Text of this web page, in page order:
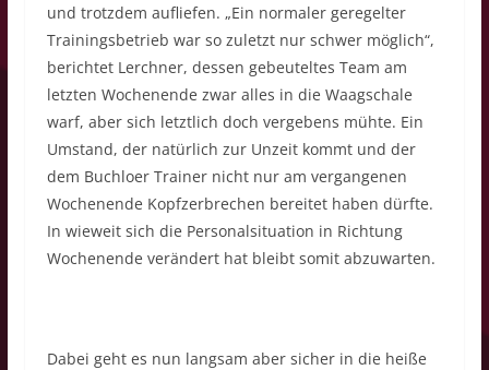
und trotzdem aufliefen. „Ein normaler geregelter
Trainingsbetrieb war so zuletzt nur schwer möglich“,
berichtet Lerchner, dessen gebeuteltes Team am
letzten Wochenende zwar alles in die Waagschale
warf, aber sich letztlich doch vergebens mühte. Ein
Umstand, der natürlich zur Unzeit kommt und der
dem Buchloer Trainer nicht nur am vergangenen
Wochenende Kopfzerbrechen bereitet haben dürfte.
In wieweit sich die Personalsituation in Richtung
Wochenende verändert hat bleibt somit abzuwarten.
Dabei geht es nun langsam aber sicher in die heiße